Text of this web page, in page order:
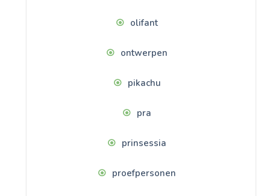
olifant
ontwerpen
pikachu
pra
prinsessia
proefpersonen